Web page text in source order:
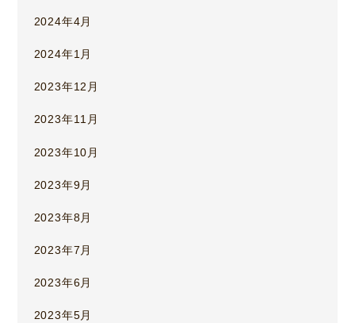
2024年4月
2024年1月
2023年12月
2023年11月
2023年10月
2023年9月
2023年8月
2023年7月
2023年6月
2023年5月